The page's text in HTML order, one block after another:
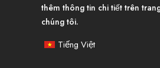
thêm thông tin chi tiết trên
chúng tôi.
Tiếng Việt